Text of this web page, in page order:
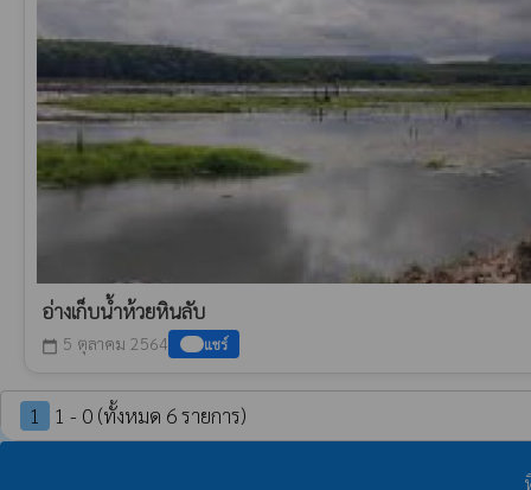
อ่างเก็บน้ำห้วยหินลับ
calendar_today 5 ตุลาคม 2564 แชร์
1 1 - 0 (ทั้งหมด 6 รายการ)